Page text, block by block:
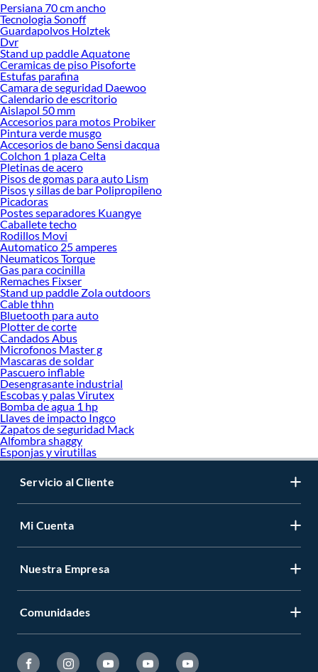
Desde remodelaciones hasta proyectos de decoración, estamos aquí para hacer
tus ideas realidad. ¡Visítanos y encuentra todo lo que tenemos para ofrecerte en
Estufas Eléctricas!
Explora la variedad de productos de Estufas Eléctricas en Sodimac
Herramientas, materiales y accesorios de calidad para tus proyectos y
renovación de espacios. ¡Visítanos y descubre todo lo que tenemos para
ofrecerte!
Encuentra una amplia variedad de productos de Estufas Eléctricas en Sodimac.
Encuentra todo lo necesario para tus proyectos de renovación y decoración.
¡Visítanos y haz tus ideas realidad!
Persiana 70 cm ancho
Tecnologia Sonoff
Guardapolvos Holztek
Dvr
Stand up paddle Aquatone
Ceramicas de piso Pisoforte
Estufas parafina
Camara de seguridad Daewoo
Calendario de escritorio
Aislapol 50 mm
Accesorios para motos Probiker
Pintura verde musgo
Accesorios de bano Sensi dacqua
Colchon 1 plaza Celta
Pletinas de acero
Pisos de gomas para auto Lism
Pisos y sillas de bar Polipropileno
Picadoras
Postes separadores Kuangye
Caballete techo
Rodillos Movi
Automatico 25 amperes
Neumaticos Torque
Gas para cocinilla
Remaches Fixser
Stand up paddle Zola outdoors
Cable thhn
Bluetooth para auto
Plotter de corte
Candados Abus
Microfonos Master g
Mascaras de soldar
Pascuero inflable
Desengrasante industrial
Escobas y palas Virutex
Bomba de agua 1 hp
Llaves de impacto Ingco
Zapatos de seguridad Mack
Alfombra shaggy
Esponjas y virutillas
Servicio al Cliente
Mi Cuenta
Nuestra Empresa
Comunidades